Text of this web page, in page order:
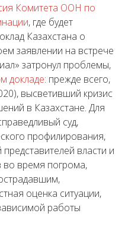
Комитета ООН по
, где будет
Казахстана о
заявлении на встрече
затронул проблемы,
докладе: прежде всего,
высветивший кризис
в Казахстане. Для
суд,
профилирования,
власти и
во время погрома,
оценка ситуации,
работы